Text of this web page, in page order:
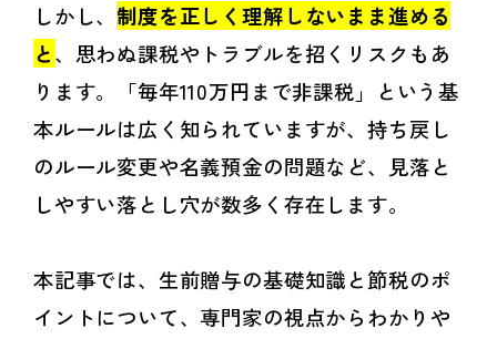
しかし、 制度を正しく理解しないまま進める
と、思わぬ課税やトラブルを招くリスクもあ
ります。「毎年110万円まで非課税」という基
本ルールは広く知られていますが、持ち戻し
のルール変更や名義預金の問題など、見落と
しやすい落とし穴が数多く存在します。
本記事では、生前贈与の基礎知識と節税のポ
イントについて、専門家の視点からわかりや